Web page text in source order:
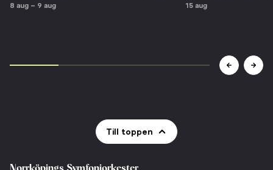
8 aug – 9 aug
15 aug
Till toppen